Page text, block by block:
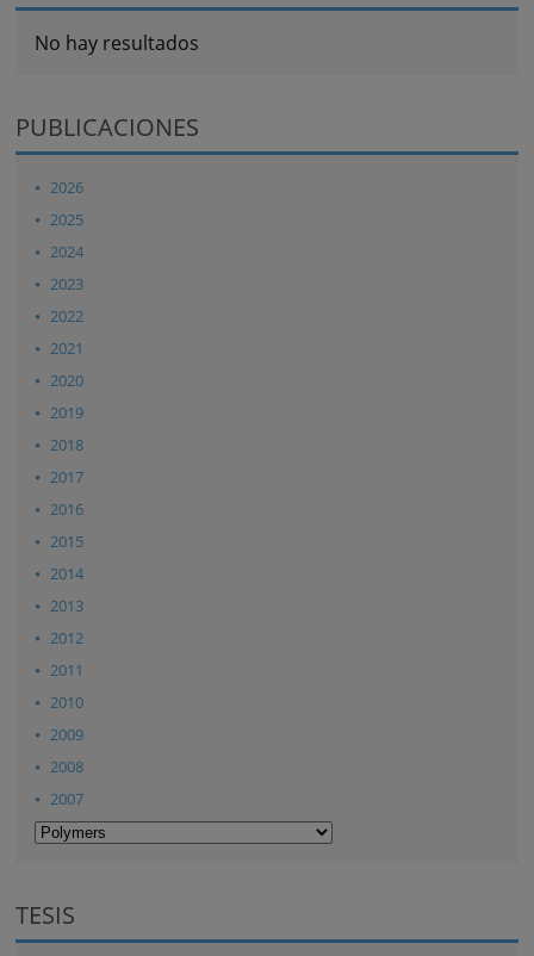
No hay resultados
PUBLICACIONES
2026
2025
2024
2023
2022
2021
2020
2019
2018
2017
2016
2015
2014
2013
2012
2011
2010
2009
2008
2007
TESIS